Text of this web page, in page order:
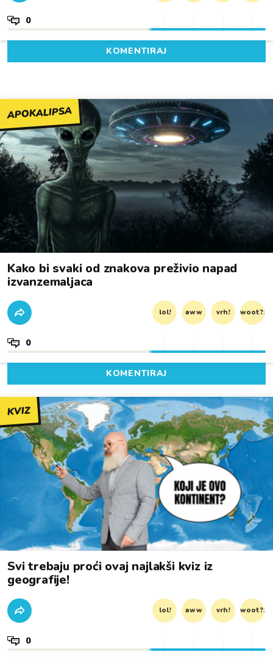
0
KOMENTIRAJ
APOKALIPSA
Kako bi svaki od znakova preživio napad
izvanzemaljaca
lol! aww vrh! woot?!
0
KOMENTIRAJ
KVIZ
Svi trebaju proći ovaj najlakši kviz iz
geografije!
lol! aww vrh! woot?!
0